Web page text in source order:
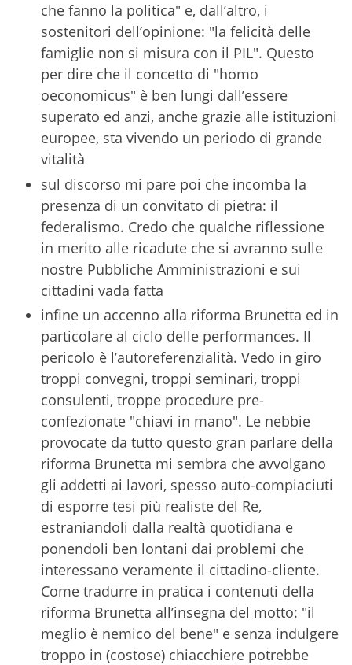
che fanno la politica" e, dall’altro, i
sostenitori dell’opinione: "la felicità delle
famiglie non si misura con il PIL". Questo
per dire che il concetto di "homo
oeconomicus" è ben lungi dall’essere
superato ed anzi, anche grazie alle istituzioni
europee, sta vivendo un periodo di grande
vitalità
sul discorso mi pare poi che incomba la
presenza di un convitato di pietra: il
federalismo. Credo che qualche riflessione
in merito alle ricadute che si avranno sulle
nostre Pubbliche Amministrazioni e sui
cittadini vada fatta
infine un accenno alla riforma Brunetta ed in
particolare al ciclo delle performances. Il
pericolo è l’autoreferenzialità. Vedo in giro
troppi convegni, troppi seminari, troppi
consulenti, troppe procedure pre-
confezionate "chiavi in mano". Le nebbie
provocate da tutto questo gran parlare della
riforma Brunetta mi sembra che avvolgano
gli addetti ai lavori, spesso auto-compiaciuti
di esporre tesi più realiste del Re,
estraniandoli dalla realtà quotidiana e
ponendoli ben lontani dai problemi che
interessano veramente il cittadino-cliente.
Come tradurre in pratica i contenuti della
riforma Brunetta all’insegna del motto: "il
meglio è nemico del bene" e senza indulgere
troppo in (costose) chiacchiere potrebbe